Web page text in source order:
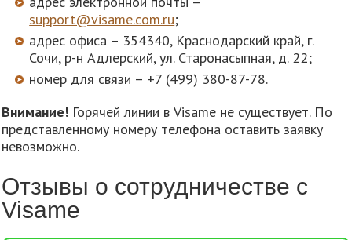
support@visame.com.ru;
адрес офиса – 354340, Краснодарский край, г.
Сочи, р-н Адлерский, ул. Старонасыпная, д. 22;
номер для связи – +7 (499) 380-87-78.
Внимание! Горячей линии в Visame не существует. По
представленному номеру телефона оставить заявку
невозможно.
Отзывы о сотрудничестве с
Visame